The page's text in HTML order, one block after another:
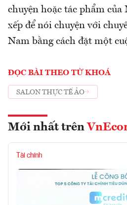
chuyện hoặc tác phẩm của
xếp để nói chuyện với
Nam bằng cách đặt một
ĐỌC BÀI THEO TỪ KHOÁ
SALON THỰC TẾ ẢO
Mới nhất trên
Tài chính